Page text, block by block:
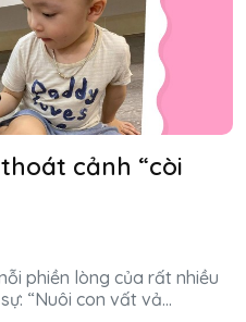
cảnh “còi
phiền lòng của rất nhiều
“Nuôi con vất vả...